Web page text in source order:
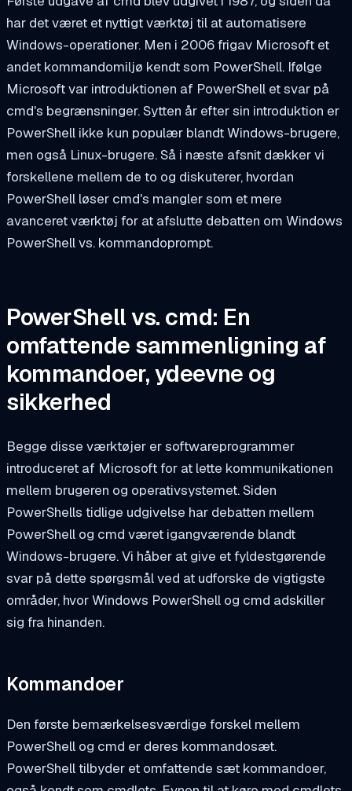
har det været et nyttigt værktøj til at automatisere
Windows-operationer. Men i 2006 frigav Microsoft et
andet kommandomiljø kendt som PowerShell. Ifølge
Microsoft var introduktionen af PowerShell et svar på
cmd's begrænsninger. Sytten år efter sin introduktion er
PowerShell ikke kun populær blandt Windows-brugere,
men også Linux-brugere. Så i næste afsnit dækker vi
forskellene mellem de to og diskuterer, hvordan
PowerShell løser cmd's mangler som et mere
avanceret værktøj for at afslutte debatten om Windows
PowerShell vs. kommandoprompt.
PowerShell vs. cmd: En
omfattende sammenligning af
kommandoer, ydeevne og
sikkerhed
Begge disse værktøjer er softwareprogrammer
introduceret af Microsoft for at lette kommunikationen
mellem brugeren og operativsystemet. Siden
PowerShells tidlige udgivelse har debatten mellem
PowerShell og cmd været igangværende blandt
Windows-brugere. Vi håber at give et fyldestgørende
svar på dette spørgsmål ved at udforske de vigtigste
områder, hvor Windows PowerShell og cmd adskiller
sig fra hinanden.
Kommandoer
Den første bemærkelsesværdige forskel mellem
PowerShell og cmd er deres kommandosæt.
PowerShell tilbyder et omfattende sæt kommandoer,